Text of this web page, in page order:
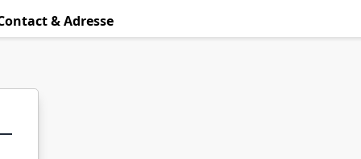
& Adresse